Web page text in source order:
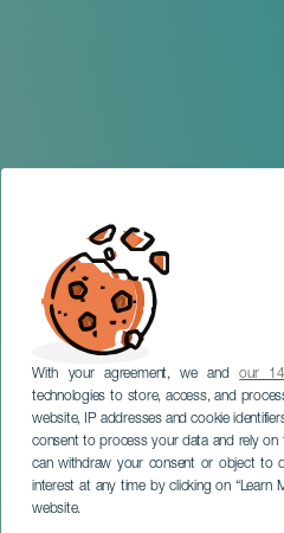
With your agreement, we andour
technologies to store, access, and
website, IP addresses and cookie
consent to process your data and rely on
can withdraw your consent or object to
interest at any time by clicking on “Learn
website.Festival da Luz
GRÃ-CANÁRIA